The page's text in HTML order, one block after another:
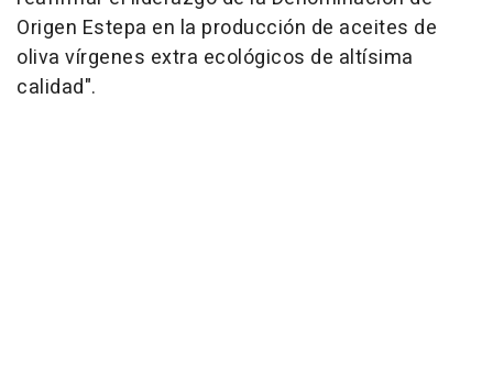
Origen Estepa en la producción de aceites de
oliva vírgenes extra ecológicos de altísima
calidad".